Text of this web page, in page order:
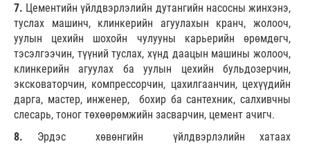
7. Цементийн үйлдвэрлэлийн дутангийн насосны жинхэнэ,
туслах машинч, клинкерийн агуулахын кранч, жолооч,
уулын цехийн шохойн чулууны карьерийн өрөмдөгч,
тэсэлгээчин, түүний туслах, хүнд даацын машины жолооч,
клинкерийн агуулах ба уулын цехийн бульдозерчин,
эксковаторчин, компрессорчин, цахилгаанчин, цехүүдийн
дарга, мастер, инженер, бохир ба сантехник, салхивчны
слесарь, тоног төхөөрөмжийн засварчин, цемент ачигч.
8. Эрдэс хөвөнгийн үйлдвэрлэлийн хатаах